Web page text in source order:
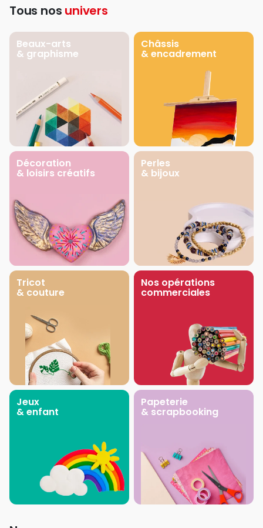
Tous nos univers
Beaux-arts
& graphisme
Châssis
& encadrement
Décoration
& loisirs créatifs
Perles
& bijoux
Tricot
& couture
Nos opérations
commerciales
Jeux
& enfant
Papeterie
& scrapbooking